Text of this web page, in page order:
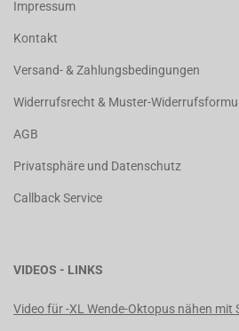
Impressum
Kontakt
Versand- & Zahlungsbedingungen
Widerrufsrecht & Muster-
AGB
Privatsphäre und Datenschutz
Callback Service
VIDEOS - LINKS
Video für -XL Wende-Oktopus nähen mit